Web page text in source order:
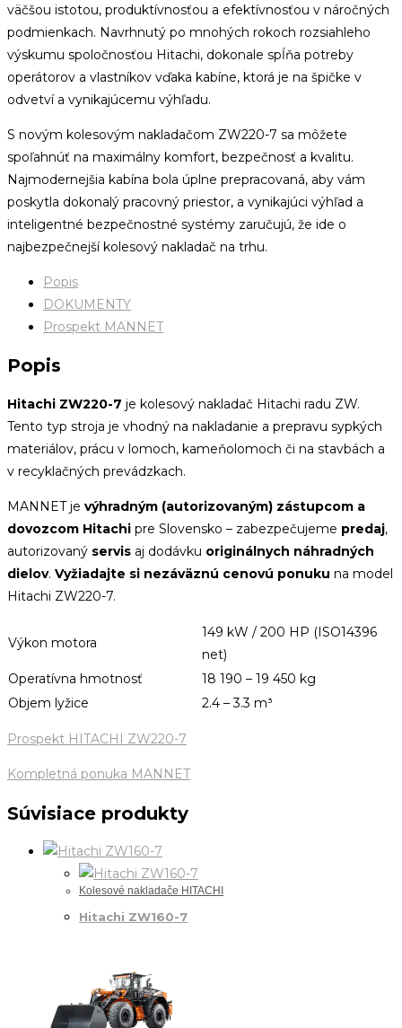
väčšou istotou, produktívnosťou a efektívnosťou v náročných
podmienkach. Navrhnutý po mnohých rokoch rozsiahleho
výskumu spoločnosťou Hitachi, dokonale spĺňa potreby
operátorov a vlastníkov vďaka kabíne, ktorá je na špičke v
odvetví a vynikajúcemu výhľadu.
S novým kolesovým nakladačom ZW220-7 sa môžete
spoľahnúť na maximálny komfort, bezpečnosť a kvalitu.
Najmodernejšia kabína bola úplne prepracovaná, aby vám
poskytla dokonalý pracovný priestor, a vynikajúci výhľad a
inteligentné bezpečnostné systémy zaručujú, že ide o
najbezpečnejší kolesový nakladač na trhu.
Popis
DOKUMENTY
Prospekt MANNET
Popis
Hitachi ZW220-7 je kolesový nakladač Hitachi radu ZW.
Tento typ stroja je vhodný na nakladanie a prepravu sypkých
materiálov, prácu v lomoch, kameňolomoch či na stavbách a
v recyklačných prevádzkach.
MANNET je výhradným (autorizovaným) zástupcom a
dovozcom Hitachi pre Slovensko – zabezpečujeme predaj,
autorizovaný servis aj dodávku originálnych náhradných
dielov. Vyžiadajte si nezáväznú cenovú ponuku na model
Hitachi ZW220-7.
Výkon motora
149 kW / 200 HP (ISO14396
net)
Operatívna hmotnosť
18 190 – 19 450 kg
Objem lyžice
2.4 – 3.3 m³
Prospekt HITACHI ZW220-7
Kompletná ponuka MANNET
Súvisiace produkty
Kolesové nakladače HITACHI
Hitachi ZW160-7